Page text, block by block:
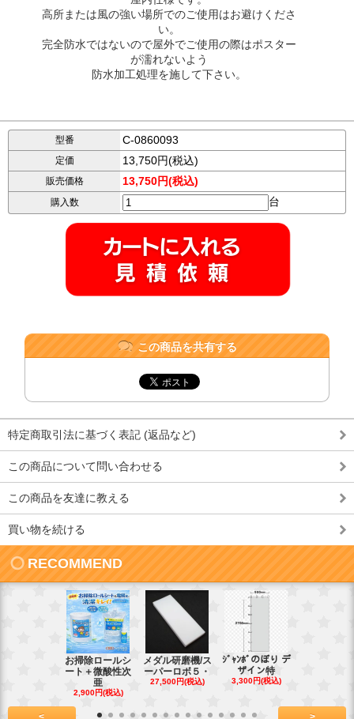
高所または風の強い場所でのご使用はお避けくださ
い。
完全防水ではないので屋外でご使用の際はポスター
が濡れないよう
防水加工処理を施して下さい。
型番 C-0860093
定価 13,750円(税込)
販売価格 13,750円(税込)
購入数 台
この商品を共有する
特定商取引法に基づく表記 (返品など)
この商品について問い合わせる
この商品を友達に教える
買い物を続ける
RECOMMEND
お掃除ロールシ
ート＋微酸性次
亜
2,900円(税込)
メダル研磨機/ス
ーパーロボ５・
27,500円(税込)
ｼﾞｬﾝﾎﾞのぼり デ
ザイン特
3,300円(税込)
< >